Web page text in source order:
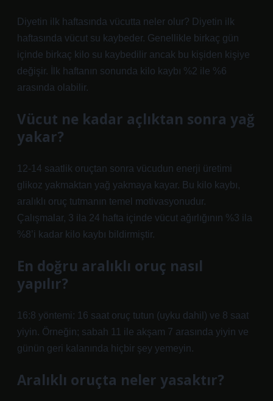
Diyetin ilk haftasında vücutta neler olur? Diyetin ilk
haftasında vücut su kaybeder. Genellikle birkaç gün
içinde birkaç kilo su kaybedilir ancak bu kişiden kişiye
değişir. İlk haftanın sonunda kilo kaybı %2 ile %6
arasında olabilir.
Vücut ne kadar açlıktan sonra yağ
yakar?
12-14 saatlik oruçtan sonra vücudun enerji üretimi
glikoz yakmaktan yağ yakmaya kayar. Bu kilo kaybı,
aralıklı oruç tutmanın temel motivasyonudur.
Çalışmalar, 3 ila 24 hafta içinde vücut ağırlığının %3 ila
%8’i kadar kilo kaybı bildirmiştir.
En doğru aralıklı oruç nasıl
yapılır?
16:8 yöntemi: 16 saat oruç tutun (uyku dahil) ve 8 saat
yiyin. Örneğin; sabah 11 ile akşam 7 arasında yiyin ve
günün geri kalanında hiçbir şey yemeyin.
Aralıklı oruçta neler yasaktır?